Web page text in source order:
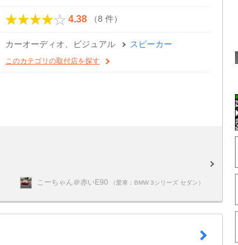
4.38 （8 件）
カーオーディオ、ビジュアル スピーカー
このカテゴリの取付店を探す
こーちゃん＠赤いE90 （愛車：BMW 3シリーズ セダン）